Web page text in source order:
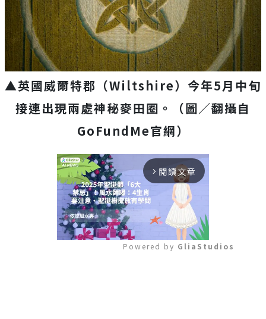
▲英國威爾特郡（Wiltshire）今年5月中旬
接連出現兩處神秘麥田圈。（圖／翻攝自
GoFundMe官網）
arrow_forward_ios 閱讀文章
Powered by GliaStudios